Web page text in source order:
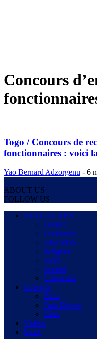
Concours
Togo / Concours de
fonctionnaires : voici
Yao Bernard Adzorgenu - 6
ABOUT US
FOLLOW US
ACTUALITES
Culture
Economie
Education
Religion
Santé
Société
Université
Lifestyle
Buzz
Faits Divers
Idées
Vidéos
Sport